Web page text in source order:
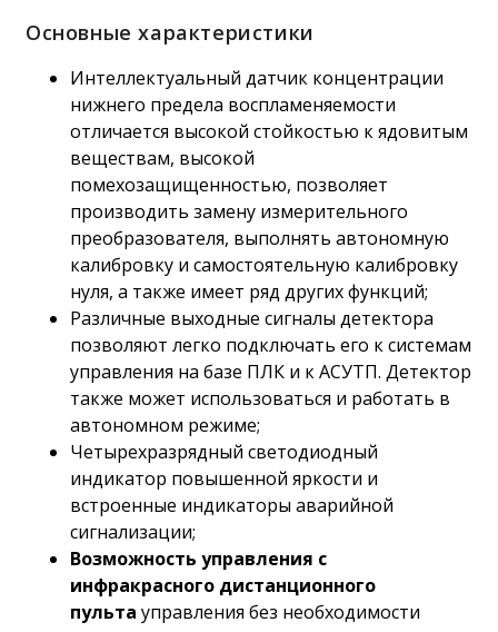
Основные характеристики
Интеллектуальный датчик концентрации
нижнего предела воспламеняемости
отличается высокой стойкостью к ядовитым
веществам, высокой
помехозащищенностью, позволяет
производить замену измерительного
преобразователя, выполнять автономную
калибровку и самостоятельную калибровку
нуля, а также имеет ряд других функций;
Различные выходные сигналы детектора
позволяют легко подключать его к системам
управления на базе ПЛК и к АСУТП. Детектор
также может использоваться и работать в
автономном режиме;
Четырехразрядный светодиодный
индикатор повышенной яркости и
встроенные индикаторы аварийной
сигнализации;
Возможность управления с
инфракрасного дистанционного
пульта управления без необходимости